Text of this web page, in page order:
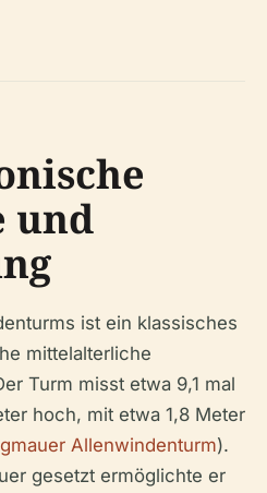
und
ist ein klassisches
mittelalterliche
Turm misst etwa 9,1 mal
hoch, mit etwa 1,8 Meter
Allenwindenturm).
gesetzt ermöglichte er